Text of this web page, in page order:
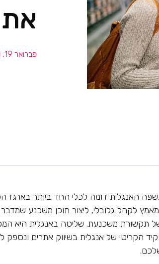
פברואר 19, 2024
האנגלית דומה לכלי החד ביותר בארגז
לקהל גלובלי, ליצור תוכן משכנע
תקשורת משכנעת. שליטה באנגלית היא
הקריטי של אנגלית בשיווק אתרים ונספק